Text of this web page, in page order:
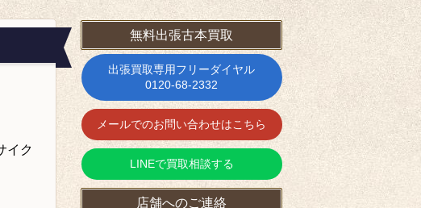
イク
無料出張古本買取
出張買取専用フリーダイヤル
0120-68-2332
メールでのお問い合わせはこちら
LINEで買取相談する
店舗へのご連絡